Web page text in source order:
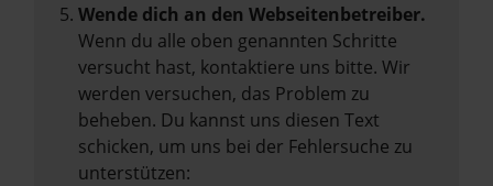
Wende dich an den Webseitenbetreiber.
Wenn du alle oben genannten Schritte
versucht hast, kontaktiere uns bitte. Wir
werden versuchen, das Problem zu
beheben. Du kannst uns diesen Text
schicken, um uns bei der Fehlersuche zu
unterstützen: